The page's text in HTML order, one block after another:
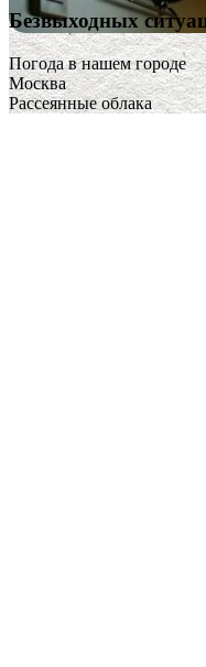
Безвыходных
Погода в нашем городе
Москва
Рассеянные облака